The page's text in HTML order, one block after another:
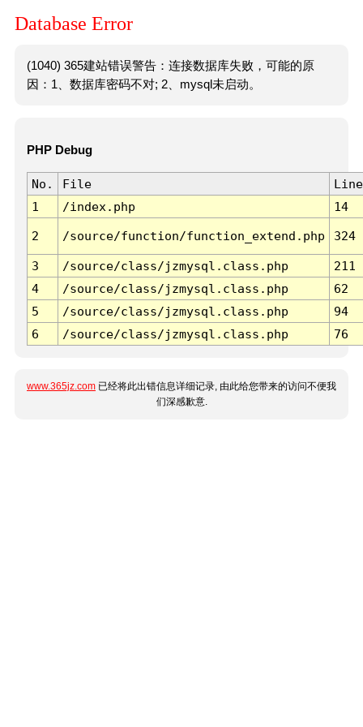
Database Error
(1040) 365建站错误警告：连接数据库失败，可能的原
因：1、数据库密码不对; 2、mysql未启动。
PHP Debug
No. File
Line
1
/index.php 14
2 /source/function/function_extend.php 324
3 /source/class/jzmysql.class.php
211
4
/source/class/jzmysql.class.php
62
5
/source/class/jzmysql.class.php
94
6
/source/class/jzmysql.class.php 76
www.365jz.com 已经将此出错信息详细记录, 由此给您带来的访问不便我
们深感歉意.